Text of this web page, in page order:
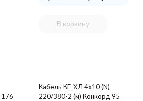
В корзину
Кабель КГ-ХЛ 4х10 (N)
220/380-2 (м) Конкорд 95